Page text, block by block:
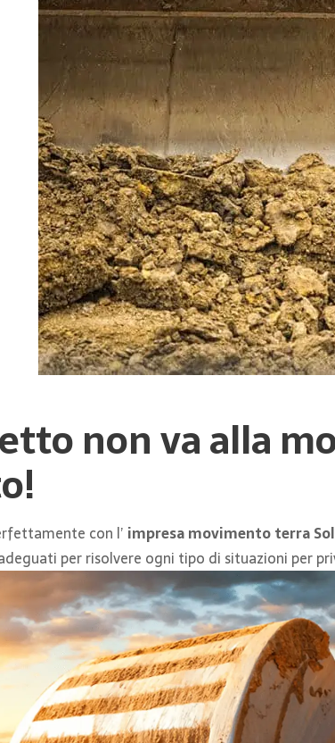
non va alla
con l’ impresa movimento terra
per risolvere ogni tipo di situazioni per